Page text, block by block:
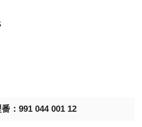
：991 044 001 12